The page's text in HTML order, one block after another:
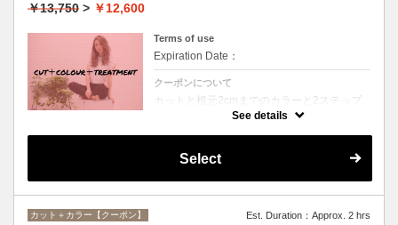
￥13,750 > ￥12,600
Terms of use
Expiration Date：
クーポンについて
カットと根元2cmまでのカラーと2ステップ
トリートメントのセットメニュー。シャンプ
See details
Select
カット＋カラー【クーポン】 Est. Duration：Approx. 2 hrs